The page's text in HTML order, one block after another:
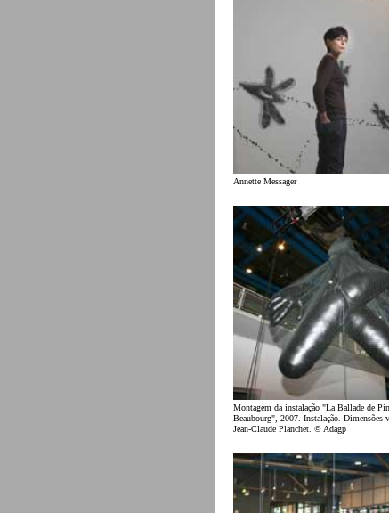
Annette Messager
Montagem da instalação "La Ballade de
Beaubourg", 2007. Instalação. Dimensões
Jean-Claude Planchet. © Adagp